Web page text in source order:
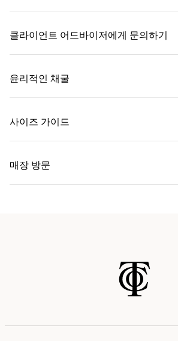
자세히 보기
클라이언트 어드바이저에게 문의하기
윤리적인 채굴
사이즈 가이드
자세히 보기
매장 방문